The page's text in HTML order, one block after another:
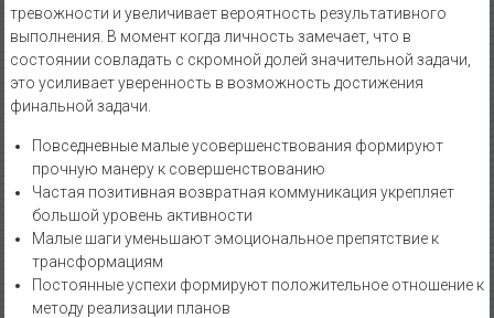
тревожности и увеличивает вероятность результативного
выполнения. В момент когда личность замечает, что в
состоянии совладать с скромной долей значительной задачи,
это усиливает уверенность в возможность достижения
финальной задачи.
Повседневные малые усовершенствования формируют
прочную манеру к совершенствованию
Частая позитивная возвратная коммуникация укрепляет
большой уровень активности
Малые шаги уменьшают эмоциональное препятствие к
трансформациям
Постоянные успехи формируют положительное отношение к
методу реализации планов